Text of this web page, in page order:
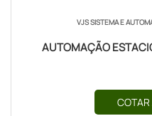
VJS SISTEMA E
AUTOMAÇÃO